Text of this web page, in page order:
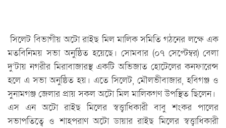
সিলেট বিভাগীয় অটো রাইছ মিল মালিক সমিতি গঠনের লক্ষে এক
মতবিনিময় সভা অনুষ্ঠিত হয়েছে। সোমবার (০৭ সেপ্টেম্বর) বেলা
দু’টায় নগরীর মিরাবাজারস্থ একটি অভিজাত হোটেলের কনফারেন্স
হলে এ সভা অনুষ্ঠিত হয়। এতে সিলেট, মৌলভীবাজার, হবিগঞ্জ ও
সুনামগঞ্জ জেলার প্রায় সকল অটো মিল মালিকগণ উপস্থিত ছিলেন।
এস এন অটো রাইছ মিলের স্বত্ত্বাধিকারী বাবু শংকর পালের
সভাপতিত্বে ও শাহপরাণ অটো ডায়ার রাইছ মিলের স্বত্ত্বাধিকারী